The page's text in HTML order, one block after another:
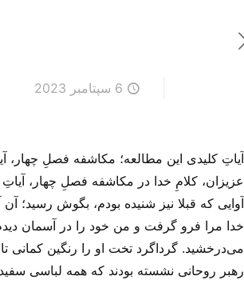
6 سپتامبر 2023
آیاتِ کلیدی این مطالعه؛ مکاشفه فصلِ چهار،
خدا مرا فرو گرفت و من خود را در آسمان